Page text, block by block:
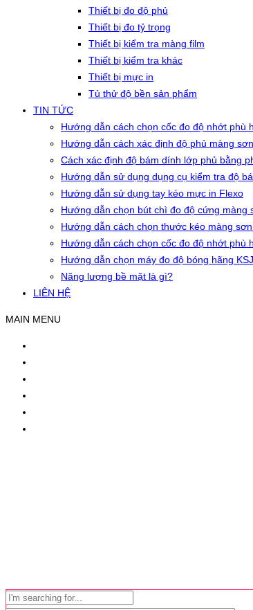
Thiết bị đo độ phủ
Thiết bị đo tỷ trọng
Thiết bị kiểm tra màng film
Thiết bị kiểm tra khác
Thiết bị mực in
Tủ thử độ bền sản phẩm
TIN TỨC
Hướng dẫn cách chọn cốc đo độ nhớt phù
Hướng dẫn cách xác định độ phủ màng
Cách xác định độ bám dính lớp phủ bằng
Hướng dẫn sử dụng dụng cụ kiểm tra độ
Hướng dẫn sử dụng tay kéo mực in Flexo
Hướng dẫn chọn bút chì đo độ cứng màng
Hướng dẫn cách chọn thước kéo màng
Hướng dẫn cách chọn cốc đo độ nhớt phù
Hướng dẫn chọn máy đo độ bóng hãng
Năng lượng bề mặt là gì?
LIÊN HỆ
MAIN MENU